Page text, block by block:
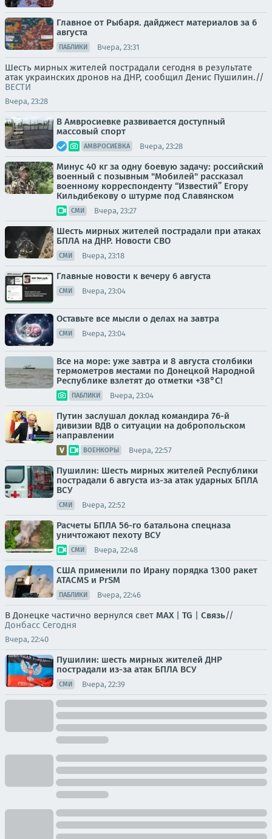
Главное от Рыбаря. дайджест материалов за 6
августа
ПАБЛИКИ Вчера, 23:31
Шесть мирных жителей пострадали сегодня в результате
атак украинских дронов на ДНР, сообщил Денис Пушилин.//
ВЕСТИ
Вчера, 23:28
В Амвросиевке развивается доступный
массовый спорт
АМВРОСИЕВКА Вчера, 23:28
Минус 40 кг за одну боевую задачу: российский
военный с позывным "Мобилей" рассказал
военному корреспонденту “Известий” Егору
Кильдибекову о штурме под Славянском
СМИ Вчера, 23:27
Шесть мирных жителей пострадали при атаках
БПЛА на ДНР. Новости СВО
СМИ Вчера, 23:18
Главные новости к вечеру 6 августа
СМИ Вчера, 23:04
Оставьте все мысли о делах на завтра
СМИ Вчера, 23:04
Все на море: уже завтра и 8 августа столбики
термометров местами по Донецкой Народной
Республике взлетят до отметки +38°C!
ПАБЛИКИ Вчера, 23:04
Путин заслушал доклад командира 76-й
дивизии ВДВ о ситуации на добропольском
направлении
ВОЕНКОРЫ Вчера, 22:57
Пушилин: Шесть мирных жителей Республики
пострадали 6 августа из-за атак ударных БПЛА
ВСУ
СМИ Вчера, 22:52
Расчеты БПЛА 56-го батальона спецназа
уничтожают пехоту ВСУ
СМИ Вчера, 22:48
США применили по Ирану порядка 1300 ракет
ATACMS и PrSM
ПАБЛИКИ Вчера, 22:46
В Донецке частично вернулся свет MAX| TG Связь//
Донбасс Сегодня
Вчера, 22:40
Пушилин: шесть мирных жителей ДНР
пострадали из-за атак БПЛА ВСУ
СМИ Вчера, 22:39